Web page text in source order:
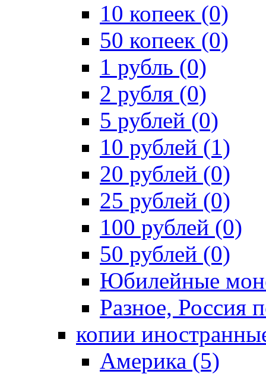
10 копеек (0)
50 копеек (0)
1 рубль (0)
2 рубля (0)
5 рублей (0)
10 рублей (1)
20 рублей (0)
25 рублей (0)
100 рублей (0)
50 рублей (0)
Юбилейные
Разное, Россия
копии
Америка (5)